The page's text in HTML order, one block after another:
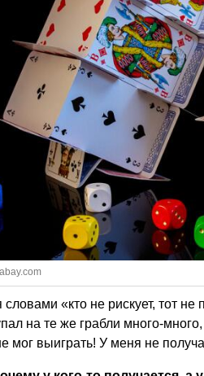
«кто не рискует, тот
на те же грабли много-
мог выиграть! У меня не